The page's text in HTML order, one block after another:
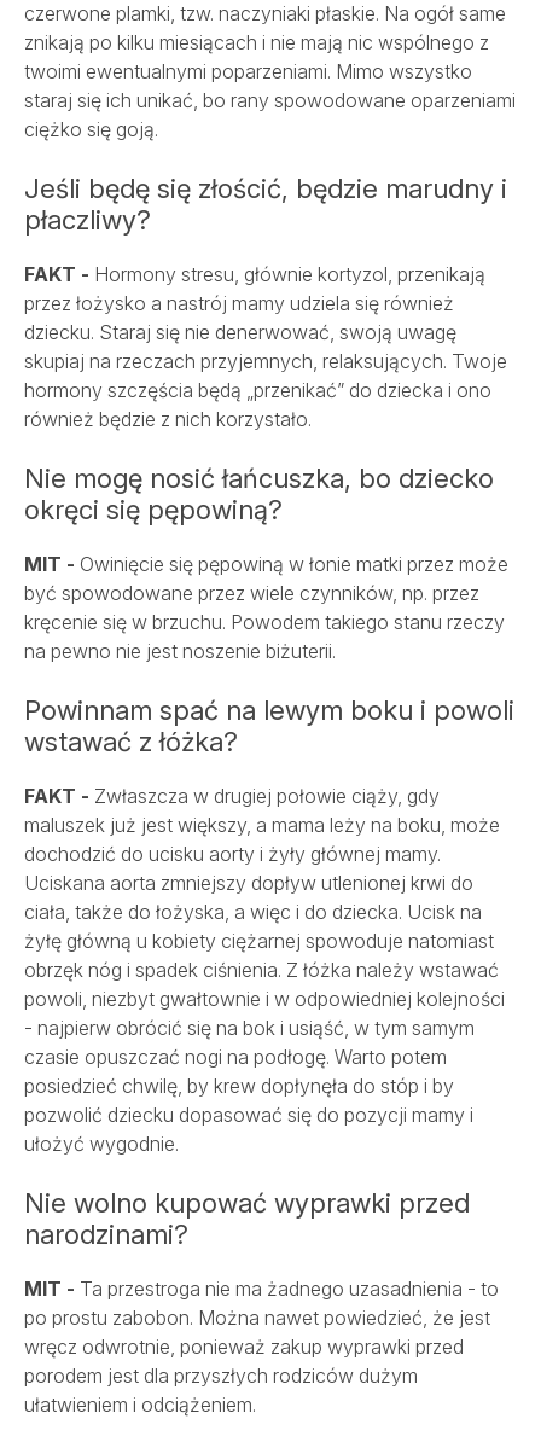
czerwone plamki, tzw. naczyniaki płaskie. Na ogół same
znikają po kilku miesiącach i nie mają nic wspólnego z
twoimi ewentualnymi poparzeniami. Mimo wszystko
staraj się ich unikać, bo rany spowodowane oparzeniami
ciężko się goją.
Jeśli będę się złościć, będzie marudny i
płaczliwy?
FAKT - Hormony stresu, głównie kortyzol, przenikają
przez łożysko a nastrój mamy udziela się również
dziecku. Staraj się nie denerwować, swoją uwagę
skupiaj na rzeczach przyjemnych, relaksujących. Twoje
hormony szczęścia będą „przenikać” do dziecka i ono
również będzie z nich korzystało.
Nie mogę nosić łańcuszka, bo dziecko
okręci się pępowiną?
MIT - Owinięcie się pępowiną w łonie matki przez może
być spowodowane przez wiele czynników, np. przez
kręcenie się w brzuchu. Powodem takiego stanu rzeczy
na pewno nie jest noszenie biżuterii.
Powinnam spać na lewym boku i powoli
wstawać z łóżka?
FAKT - Zwłaszcza w drugiej połowie ciąży, gdy
maluszek już jest większy, a mama leży na boku, może
dochodzić do ucisku aorty i żyły głównej mamy.
Uciskana aorta zmniejszy dopływ utlenionej krwi do
ciała, także do łożyska, a więc i do dziecka. Ucisk na
żyłę główną u kobiety ciężarnej spowoduje natomiast
obrzęk nóg i spadek ciśnienia. Z łóżka należy wstawać
powoli, niezbyt gwałtownie i w odpowiedniej kolejności
- najpierw obrócić się na bok i usiąść, w tym samym
czasie opuszczać nogi na podłogę. Warto potem
posiedzieć chwilę, by krew dopłynęła do stóp i by
pozwolić dziecku dopasować się do pozycji mamy i
ułożyć wygodnie.
Nie wolno kupować wyprawki przed
narodzinami?
MIT - Ta przestroga nie ma żadnego uzasadnienia - to
po prostu zabobon. Można nawet powiedzieć, że jest
wręcz odwrotnie, ponieważ zakup wyprawki przed
porodem jest dla przyszłych rodziców dużym
ułatwieniem i odciążeniem.